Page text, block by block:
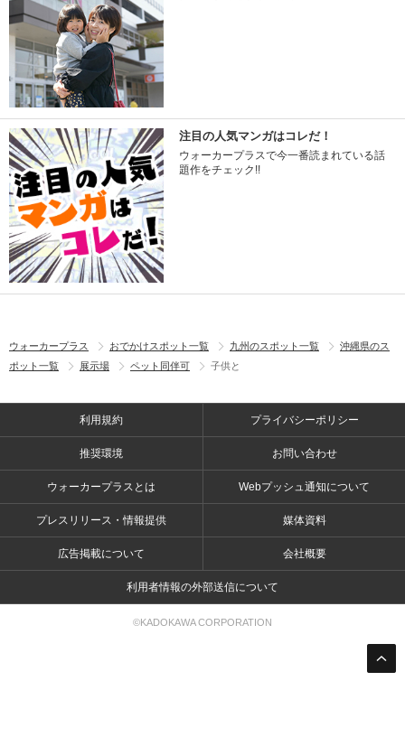
注目の人気マンガはコレだ！
ウォーカープラスで今一番読まれている話
題作をチェック!!
ウォーカープラス おでかけスポット一覧 九州のスポット一覧
沖縄県のス
ポット一覧
展示場 ペット同伴可 子供と
利用規約 プライバシーポリシー
推奨環境 お問い合わせ
ウォーカープラスとは Webプッシュ通知について
プレスリリース・情報提供 媒体資料
広告掲載について 会社概要
利用者情報の外部送信について
©KADOKAWA CORPORATION